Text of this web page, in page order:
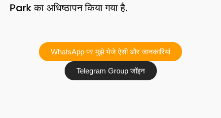
Park का अधिष्ठापन किया गया है.
WhatsApp पर मुझे भेजे ऐसी और जानकारियां
Telegram Group जॉइन